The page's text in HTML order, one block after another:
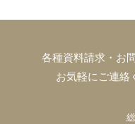
各種資料請求・お
お気軽にご連絡